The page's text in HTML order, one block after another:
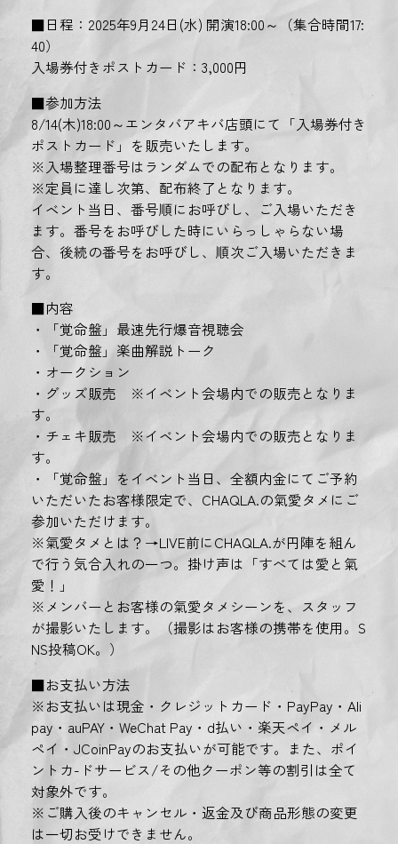
■日程：2025年9月24日(水) 開演18:00～（集合時間17:
40）
入場券付きポストカード：3,000円
■参加方法
8/14(木)18:00～エンタバアキバ店頭にて「入場券付き
ポストカード」を販売いたします。
※入場整理番号はランダムでの配布となります。
※定員に達し次第、配布終了となります。
イベント当日、番号順にお呼びし、ご入場いただき
ます。番号をお呼びした時にいらっしゃらない場
合、後続の番号をお呼びし、順次ご入場いただきま
す。
■内容
・「覚命盤」最速先行爆音視聴会
・「覚命盤」楽曲解説トーク
・オークション
・グッズ販売 ※イベント会場内での販売となりま
す。
・チェキ販売 ※イベント会場内での販売となりま
す。
・「覚命盤」をイベント当日、全額内金にてご予約
いただいたお客様限定で、CHAQLA.の氣愛タメにご
参加いただけます。
※氣愛タメとは？→LIVE前にCHAQLA.が円陣を組ん
で行う気合入れの一つ。掛け声は「すべては愛と氣
愛！」
※メンバーとお客様の氣愛タメシーンを、スタッフ
が撮影いたします。（撮影はお客様の携帯を使用。S
NS投稿OK。）
■お支払い方法
※お支払いは現金・クレジットカード・PayPay・Ali
pay・auPAY・WeChat Pay・d払い・楽天ペイ・メル
ペイ・JCoinPayのお支払いが可能です。また、ポイ
ントカ-ドサービス/その他クーポン等の割引は全て
対象外です。
※ご購入後のキャンセル・返金及び商品形態の変更
は一切お受けできません。